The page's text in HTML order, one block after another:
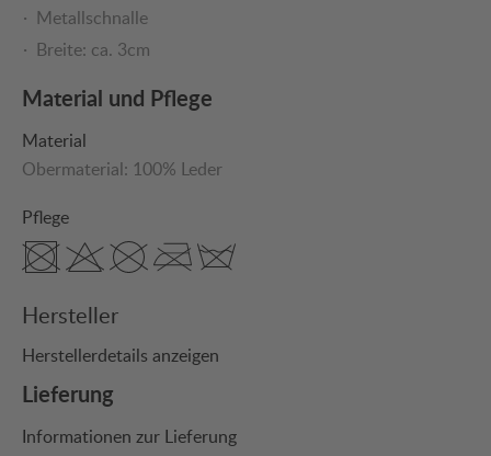
Metallschnalle
Breite: ca. 3cm
Material und Pflege
Material
Obermaterial: 100% Leder
Pflege
Hersteller
Herstellerdetails anzeigen
Lieferung
Informationen zur Lieferung